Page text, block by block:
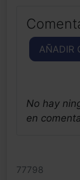
AÑADIR
No hay
en
77798